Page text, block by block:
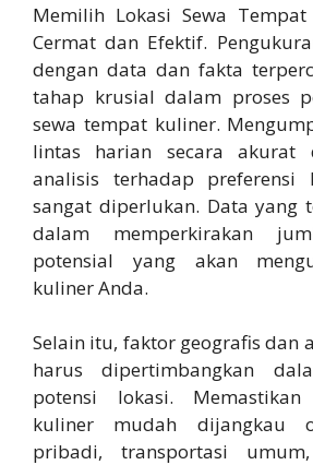
Memilih Lokasi Sewa
Cermat dan Efektif.
dengan data dan fakta
tahap krusial dalam proses
sewa tempat kuliner.
lintas harian secara akurat
analisis terhadap preferensi
sangat diperlukan. Data yang
dalam memperkirakan
potensial yang akan
kuliner Anda.
Selain itu, faktor geografis dan
harus dipertimbangkan
potensi lokasi.
kuliner mudah dijangkau
pribadi, transportasi